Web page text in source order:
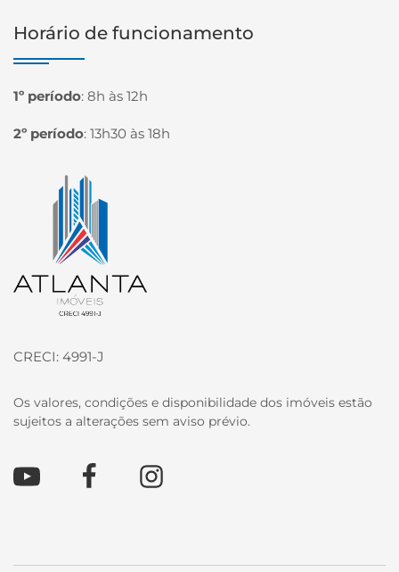
Horário de funcionamento
1º período: 8h às 12h
2º período: 13h30 às 18h
Página inicial
CRECI: 4991-J
Os valores, condições e disponibilidade dos imóveis estão
sujeitos a alterações sem aviso prévio.
Youtube FacebookInstagram